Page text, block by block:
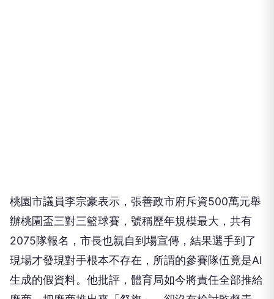
桃園市議員李宗豪表示，張善政市府斥資500萬元舉
辦桃園盃三對三籃球賽，號稱歷年規模最大，共有
2075隊報名，市長也親自到場宣傳，結果選手到了
現場才發現對手根本不存在，所謂的參賽隊伍竟是AI
生成的假資料。他批評，體育局如今將責任全部推給